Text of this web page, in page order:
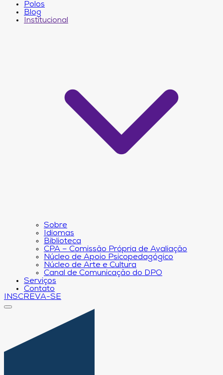
Polos
Blog
Institucional
Sobre
Idiomas
Biblioteca
CPA – Comissão Própria de Avaliação
Núcleo de Apoio Psicopedagógico
Núcleo de Arte e Cultura
Canal de Comunicação do DPO
Serviços
Contato
INSCREVA-SE